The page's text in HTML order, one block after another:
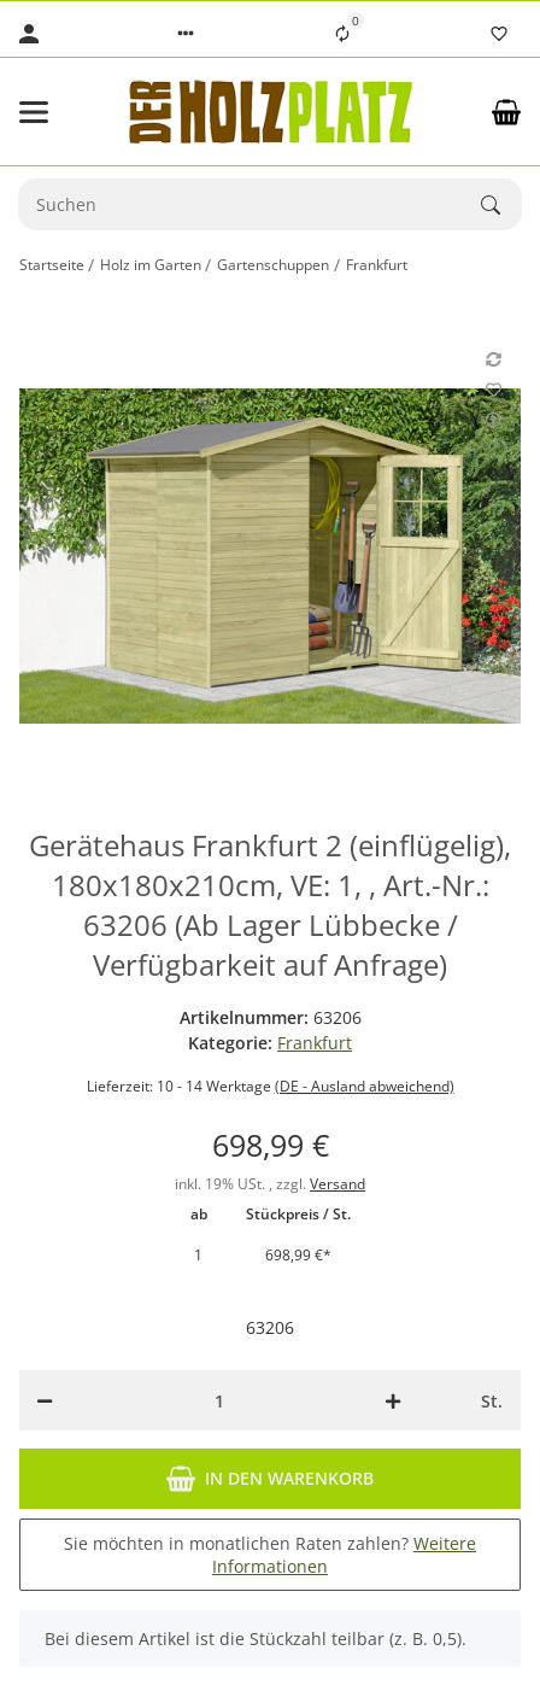
0
Startseite Holz im Garten Gartenschuppen Frankfurt
Gerätehaus Frankfurt 2 (einflügelig),
180x180x210cm, VE: 1, , Art.-Nr.:
63206 (Ab Lager Lübbecke /
Verfügbarkeit auf Anfrage)
Artikelnummer: 63206
Kategorie: Frankfurt
Lieferzeit: 10 - 14 Werktage (DE - Ausland abweichend)
698,99 €
inkl. 19% USt. , zzgl. Versand
ab
Stückpreis / St.
1
698,99 €*
63206
St.
IN DEN WARENKORB
Sie möchten in monatlichen Raten zahlen? Weitere
Informationen
x
Bei diesem Artikel ist die Stückzahl teilbar (z. B. 0,5).